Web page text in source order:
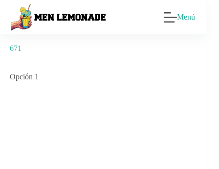
contenido
Menú
671
Opción 1